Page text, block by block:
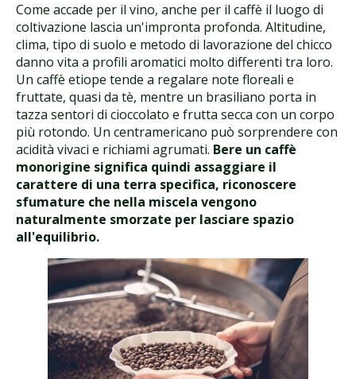
Come accade per il vino, anche per il caffè il luogo di
coltivazione lascia un'impronta profonda. Altitudine,
clima, tipo di suolo e metodo di lavorazione del chicco
danno vita a profili aromatici molto differenti tra loro.
Un caffè etiope tende a regalare note floreali e
fruttate, quasi da tè, mentre un brasiliano porta in
tazza sentori di cioccolato e frutta secca con un corpo
più rotondo. Un centramericano può sorprendere con
acidità vivaci e richiami agrumati. Bere un caffè
monorigine significa quindi assaggiare il
carattere di una terra specifica, riconoscere
sfumature che nella miscela vengono
naturalmente smorzate per lasciare spazio
all'equilibrio.